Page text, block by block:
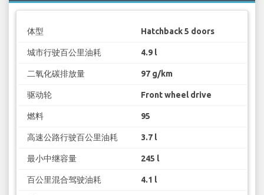
体型 Hatchback 5 doors
城市行驶百公里油耗 4.9 l
二氧化碳排放量 97 g/km
驱动轮 Front wheel drive
燃料 95
高速公路行驶百公里油耗 3.7 l
最小中继容量 245 l
百公里混合驾驶油耗 4.1 l